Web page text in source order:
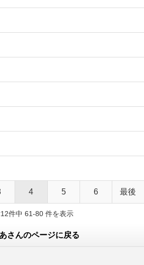
4 5 6 最後
件中 61-80 件を表示
さんのページに戻る